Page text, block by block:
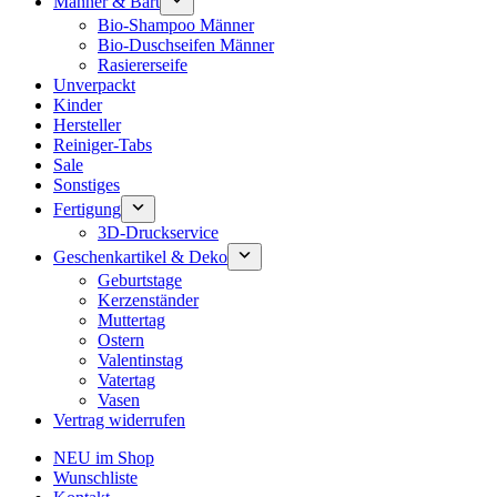
Bio-Shampoo Männer
Bio-Duschseifen Männer
Rasiererseife
Unverpackt
Kinder
Hersteller
Reiniger-Tabs
Sale
Sonstiges
Fertigung
3D-Druckservice
Geschenkartikel & Deko
Geburtstage
Kerzenständer
Muttertag
Ostern
Valentinstag
Vatertag
Vasen
Vertrag widerrufen
NEU im Shop
Wunschliste